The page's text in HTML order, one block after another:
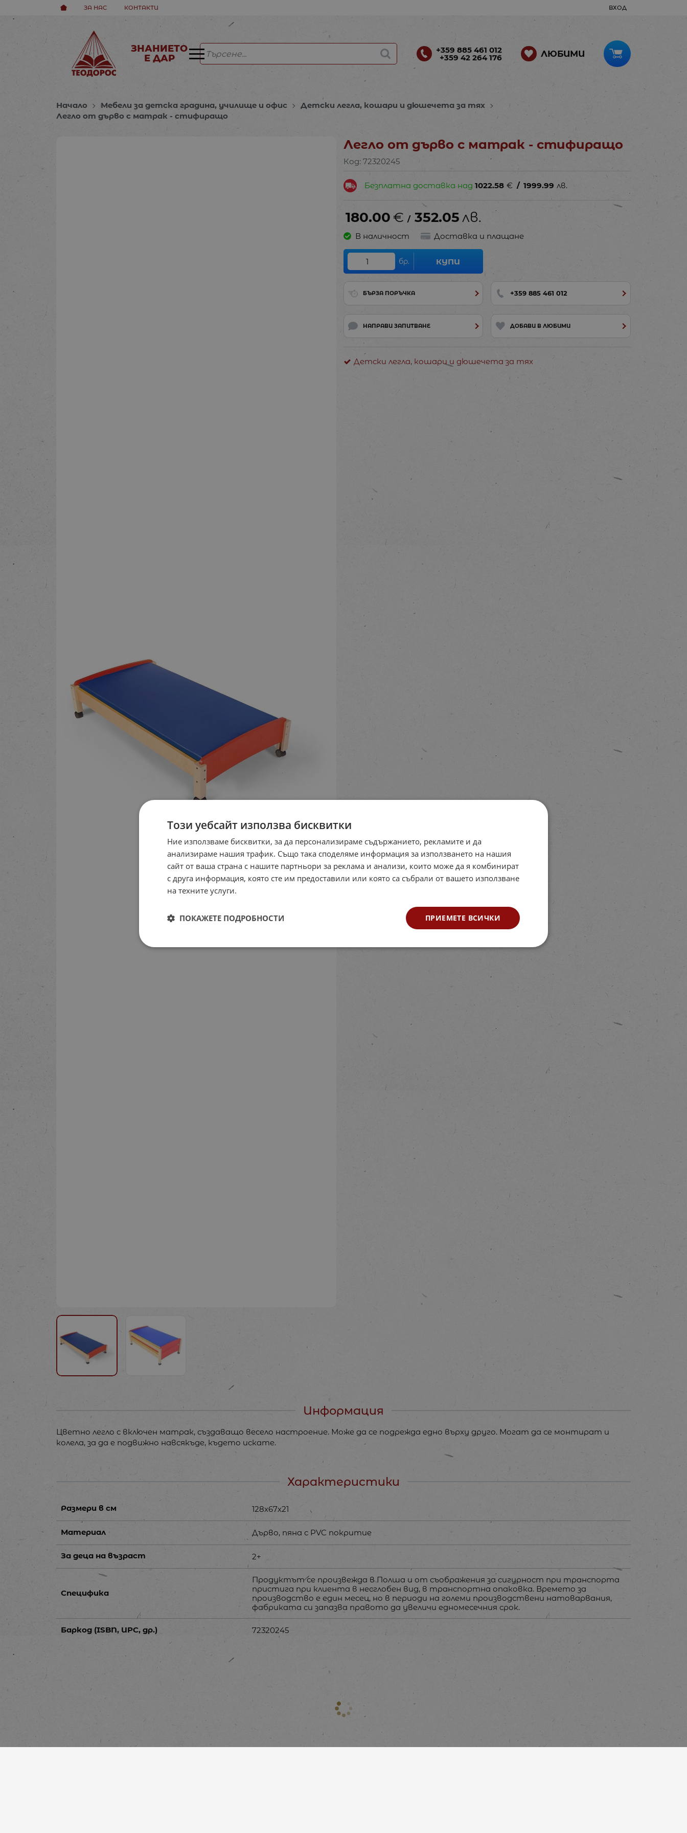
ЗА НАС КОНТАКТИ ВХОД
ЗНАНИЕТО
Е ДАР
+359 885 461 012
+359 42 264 176 ЛЮБИМИ
Начало Мебели за детска градина, училище и офис
Детски легла, кошари и дюшечета за тях
Легло от дърво с матрак - стифиращо
Легло от дърво с матрак - стифиращо
Код: 72320245
Безплатна доставка над1022.58 € / 1999.99 лв.
180.00€ / 352.05лв.
В наличност Доставка и плащане
бр. КУПИ
БЪРЗА ПОРЪЧКА +359 885 461 012
НАПРАВИ ЗАПИТВАНЕ ДОБАВИ В ЛЮБИМИ
Детски легла, кошари и дюшечета за тях
Информация
Цветно легло с включен матрак, създаващо весело настроение. Може да се подрежда едно върху друго. Могат да се монтират и
колела, за да е подвижно навсякъде, където искате.
Характеристики
Размери в см 128х67х21
Материал Дърво, пяна с PVC покритие
За деца на възраст 2+
Специфика
Продуктът се произвежда в Полша и от съображения за сигурност при транспорта
пристига при клиента в несглобен вид, в транспортна опаковка. Времето за
производство е един месец, но в периоди на големи производствени натоварвания,
фабриката си запазва правото да увеличи едномесечния срок.
Баркод (ISBN, UPC, др.) 72320245
Този уебсайт използва бисквитки
Ние използваме бисквитки, за да персонализираме съдържанието, рекламите и да
анализираме нашия трафик. Също така споделяме информация за използването на нашия
сайт от ваша страна с нашите партньори за реклама и анализи, които може да я комбинират
с друга информация, която сте им предоставили или която са събрали от вашето използване
на техните услуги.
ПРИЕМЕТЕ ВСИЧКИ
ПОКАЖЕТЕ ПОДРОБНОСТИ